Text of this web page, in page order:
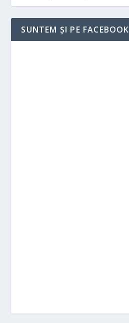
SUNTEM ȘI PE FACEBOOK